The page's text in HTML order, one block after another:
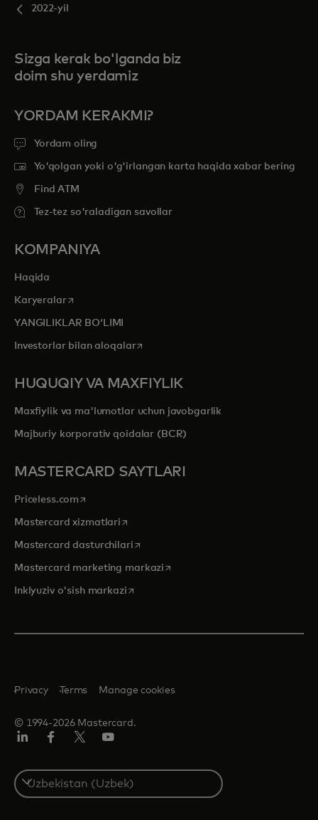
2022-yil
Sizga kerak bo'lganda biz
doim shu yerdamiz
YORDAM KERAKMI?
Yordam oling
Yo'qolgan yoki o'g'irlangan karta haqida xabar bering
Find ATM
Tez-tez so'raladigan savollar
KOMPANIYA
Haqida
Karyeralaropens in a new tab
YANGILIKLAR BOʻLIMI
Investorlar bilan aloqalaropens in a new tab
HUQUQIY VA MAXFIYLIK
Maxfiylik va ma'lumotlar uchun javobgarlik
Majburiy korporativ qoidalar (BCR)
MASTERCARD SAYTLARI
Priceless.com opens in a new tab
Mastercard xizmatlari opens in a new tab
Mastercard dasturchilariopens in a new tab
Mastercard marketing markazi opens in a new tab
Inklyuziv o'sish markaziopens in a new tab
© 1994-2026 Mastercard.
Privacy Terms Manage cookies
Select
a
country